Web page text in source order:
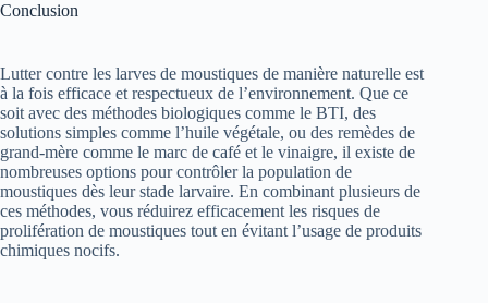
Conclusion
Lutter contre les larves de moustiques de manière naturelle est
à la fois efficace et respectueux de l’environnement. Que ce
soit avec des méthodes biologiques comme le BTI, des
solutions simples comme l’huile végétale, ou des remèdes de
grand-mère comme le marc de café et le vinaigre, il existe de
nombreuses options pour contrôler la population de
moustiques dès leur stade larvaire. En combinant plusieurs de
ces méthodes, vous réduirez efficacement les risques de
prolifération de moustiques tout en évitant l’usage de produits
chimiques nocifs.